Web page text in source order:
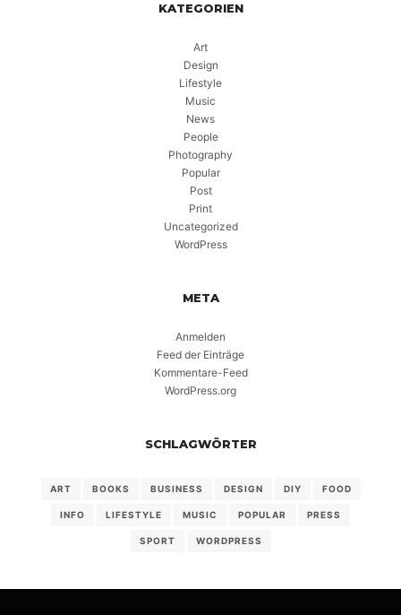
KATEGORIEN
Art
Design
Lifestyle
Music
News
People
Photography
Popular
Post
Print
Uncategorized
WordPress
META
Anmelden
Feed der Einträge
Kommentare-Feed
WordPress.org
SCHLAGWÖRTER
ART BOOKS BUSINESS DESIGN DIY FOOD
INFO LIFESTYLE MUSIC POPULAR PRESS
SPORT WORDPRESS